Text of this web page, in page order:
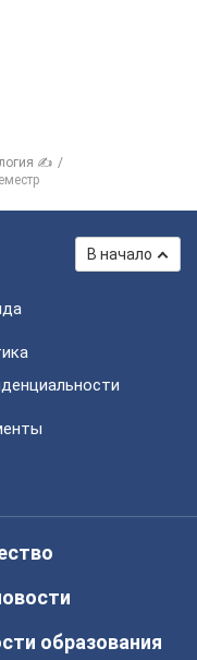
✍
В начало
образования